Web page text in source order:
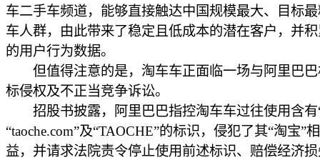
车二手车频道，能够直接触达中国规模最大、目标
车人群，由此带来了稳定且低成本的潜在客户，并
的用户行为数据。
但值得注意的是，淘车车正面临一场与阿里巴巴
标侵权及不正当竞争诉讼。
招股书披露，阿里巴巴指控淘车车过往使用含有
“taoche.com”及“TAOCHE”的标识，侵犯了其“淘宝”
益，并请求法院责令停止使用前述标识、赔偿经济